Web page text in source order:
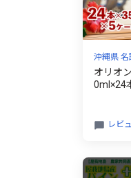
沖縄県 名
オリオ
0ml×24
ール
トビー
美味し
er
レビ